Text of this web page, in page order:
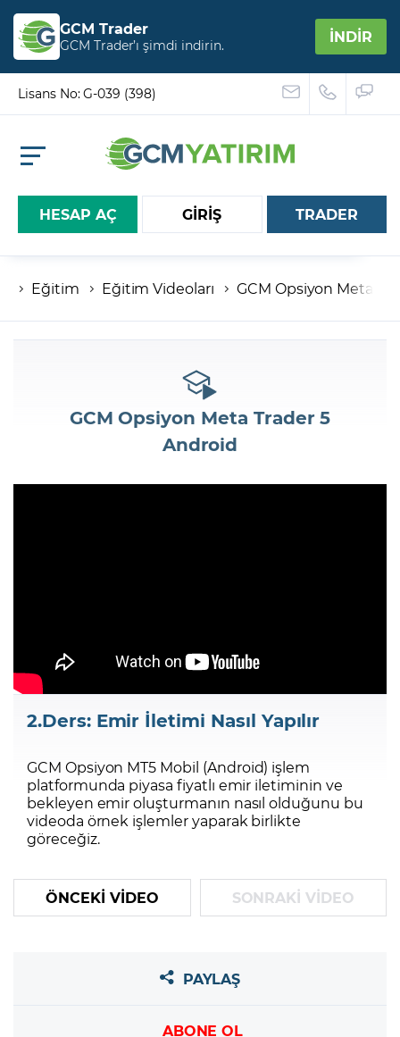
GCM Trader
GCM Trader’ı şimdi indirin. İNDİR
Lisans No: G-039 (398)
HESAP AÇ GİRİŞ
Hesap numaranız
Şifreniz
TRADER
Eğitim Eğitim Videoları GCM Opsiyon Meta
GCM Opsiyon Meta Trader 5
Android
2.Ders: Emir İletimi Nasıl Yapılır
GCM Opsiyon MT5 Mobil (Android) işlem
platformunda piyasa fiyatlı emir iletiminin ve
bekleyen emir oluşturmanın nasıl olduğunu bu
videoda örnek işlemler yaparak birlikte
göreceğiz.
ÖNCEKİ VİDEO SONRAKİ VİDEO
PAYLAŞ
ABONE OL